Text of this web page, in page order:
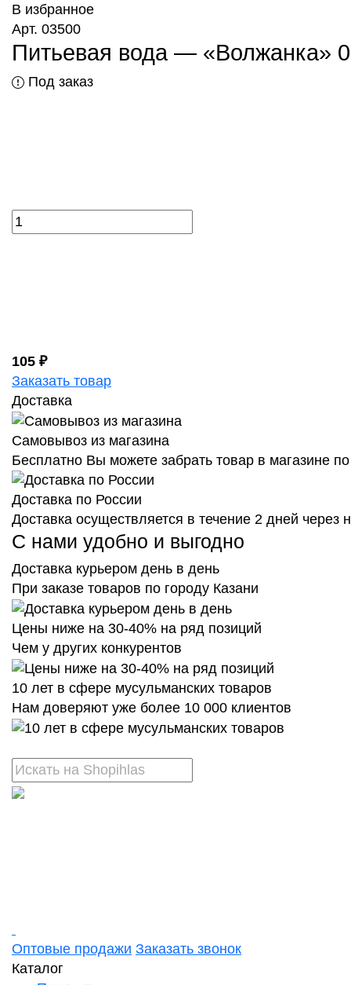
В избранное
Арт. 03500
Питьевая вода — «Волжанка»
Под заказ
105 ₽
Заказать товар
Доставка
Самовывоз из магазина
Бесплатно Вы можете забрать товар в магазине
Доставка по России
Доставка осуществляется в течение 2 дней
С нами удобно и выгодно
Доставка курьером день в день
При заказе товаров по городу Казани
Цены ниже на 30-40% на ряд позиций
Чем у других конкурентов
10 лет в сфере мусульманских товаров
Нам доверяют уже более 10 000 клиентов
Оптовые продажи Заказать звонок
Каталог